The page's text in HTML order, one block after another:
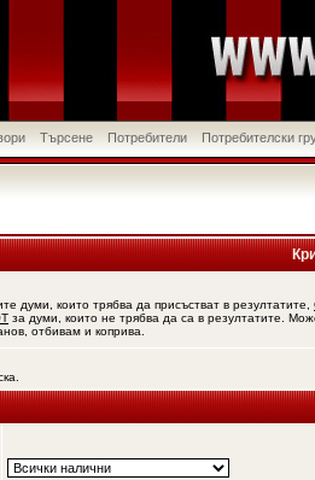
Търсене Потребители Потребителски
думи, които трябва да присъстват в резултатите,
за думи, които не трябва да са в резултатите.
отбивам и коприва.